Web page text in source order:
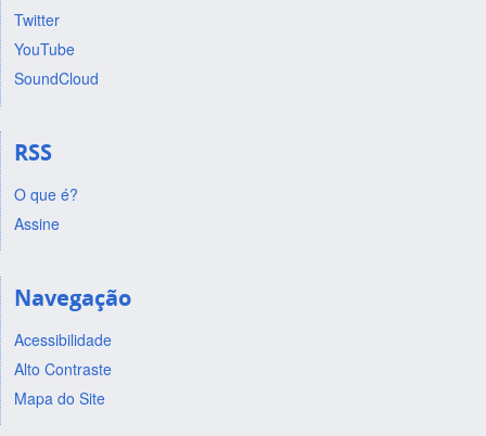
Twitter
YouTube
SoundCloud
RSS
O que é?
Assine
Navegação
Acessibilidade
Alto Contraste
Mapa do Site